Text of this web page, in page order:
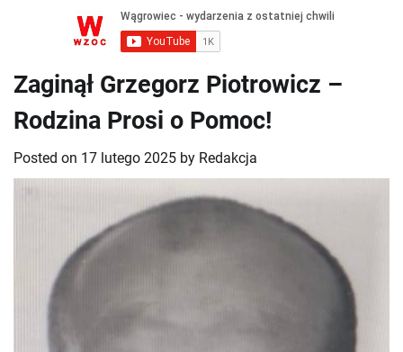
Zaginął Grzegorz Piotrowicz –
Rodzina Prosi o Pomoc!
Posted on 17 lutego 2025 by Redakcja